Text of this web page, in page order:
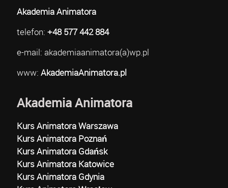
Akademia Animatora
telefon: +48 577 442 884
e-mail: akademiaanimatora(a)wp.pl
www: AkademiaAnimatora.pl
Akademia Animatora
Kurs Animatora Warszawa
Kurs Animatora Poznań
Kurs Animatora Gdańsk
Kurs Animatora Katowice
Kurs Animatora Gdynia